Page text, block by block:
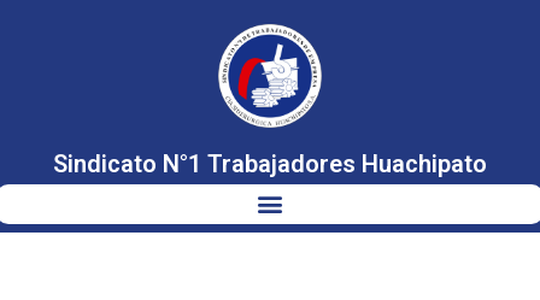
Sindicato N°1 Trabajadores Huachipato